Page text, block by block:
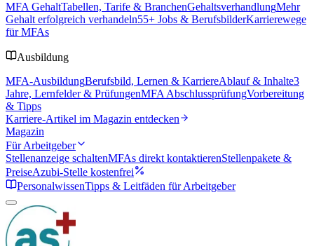
MFA GehaltTabellen, Tarife & BranchenGehaltsverhandlungMehr
Gehalt erfolgreich verhandeln55+ Jobs & BerufsbilderKarrierewege
für MFAs
Ausbildung
MFA-AusbildungBerufsbild, Lernen & KarriereAblauf & Inhalte3
Jahre, Lernfelder & PrüfungenMFA AbschlussprüfungVorbereitung
& Tipps
Karriere-Artikel im Magazin entdecken
Magazin
Für Arbeitgeber
Stellenanzeige schaltenMFAs direkt kontaktierenStellenpakete &
PreiseAzubi-Stelle kostenfrei
PersonalwissenTipps & Leitfäden für Arbeitgeber